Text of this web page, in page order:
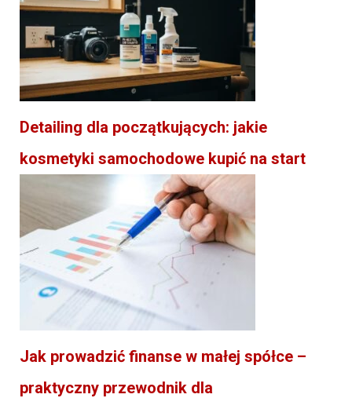
Detailing dla początkujących: jakie
kosmetyki samochodowe kupić na start
Jak prowadzić finanse w małej spółce –
praktyczny przewodnik dla